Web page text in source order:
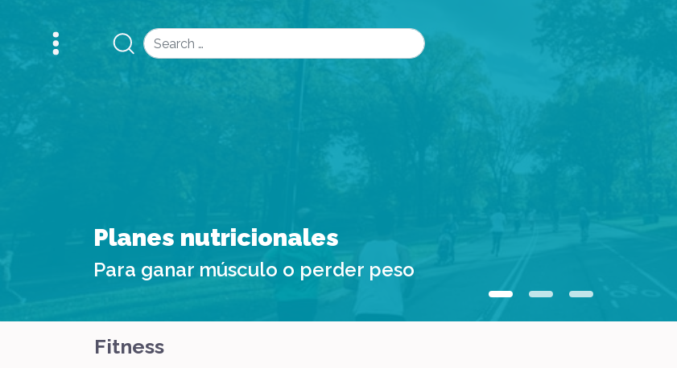
Search
Planes nutricionales
Para ganar músculo o perder peso
Fitness